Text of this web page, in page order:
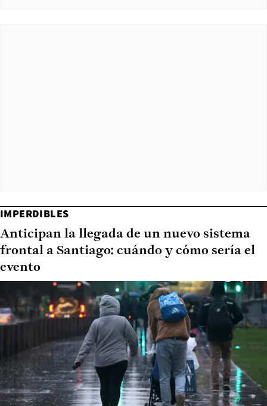
IMPERDIBLES
Anticipan la llegada de un nuevo sistema
frontal a Santiago: cuándo y cómo sería el
evento